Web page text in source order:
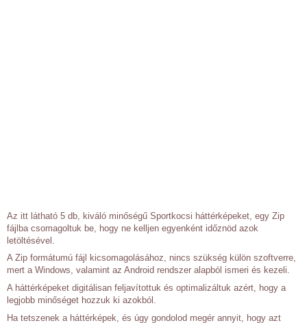
Az itt látható 5 db, kiváló minőségű Sportkocsi háttérképeket, egy Zip
fájlba csomagoltuk be, hogy ne kelljen egyenként időznöd azok
letöltésével.
A Zip formátumú fájl kicsomagolásához, nincs szükség külön szoftverre,
mert a Windows, valamint az Android rendszer alapból ismeri és kezeli.
A háttérképeket digitálisan feljavítottuk és optimalizáltuk azért, hogy a
legjobb minőséget hozzuk ki azokból.
Ha tetszenek a háttérképek, és úgy gondolod megér annyit, hogy azt